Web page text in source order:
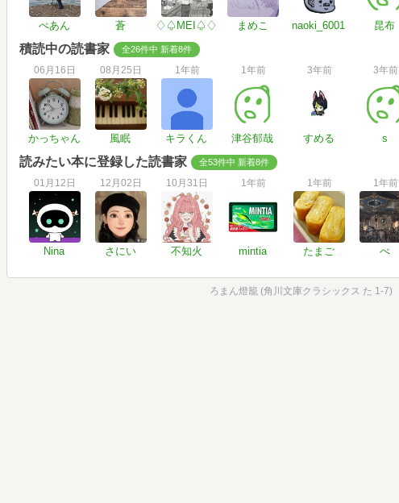
ぺあん 蒼 ♢♤MEI♤♢ まめこ naoki_6001 昆布
積読中の読書家 全26件中 新着8件
06月16日
かっちゃん
08月25日
風眠
1年前
キラくん
1年前
津谷郁哉
3年前
すめる
3年前
s
読みたい本に登録した読書家 全53件中 新着8件
01月12日
Nina
12月02日
さにい
10月31日
不知火
1年前
mintia
1年前
たまご
1年前
ぺ
ろまん燈籠 (角川文庫クラシックス た 1-7)